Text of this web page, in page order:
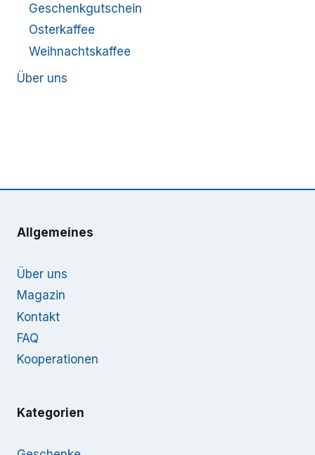
Geschenkgutschein
Osterkaffee
Weihnachtskaffee
Über uns
Allgemeines
Über uns
Magazin
Kontakt
FAQ
Kooperationen
Kategorien